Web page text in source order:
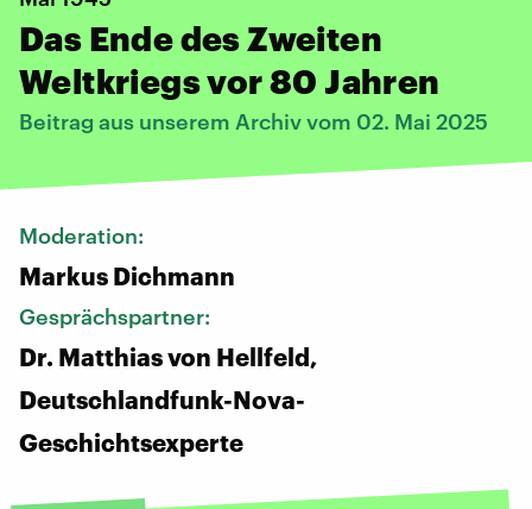
Das Ende des Zweiten
Weltkriegs vor 80 Jahren
Beitrag aus unserem Archiv vom 02. Mai 2025
Moderation:
Markus Dichmann
Gesprächspartner:
Dr. Matthias von Hellfeld,
Deutschlandfunk-Nova-
Geschichtsexperte